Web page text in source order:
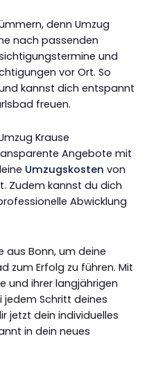
denn Umzug
nach passenden
und
vor Ort. So
kannst dich entspannt
freuen.
Krause
Angebote mit
Umzugskosten von
Zudem kannst du dich
Abwicklung
aus Bonn, um deine
zum Erfolg zu führen. Mit
und ihrer langjährigen
jedem Schritt deines
jetzt dein individuelles
in dein neues